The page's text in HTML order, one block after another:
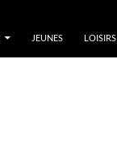
JEUNES LOISIRS